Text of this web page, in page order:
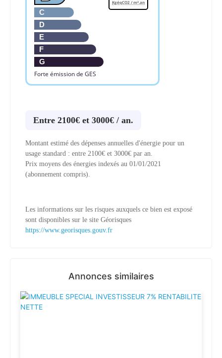
C
D
E
F
G
Forte émission de GES
KgéqCO2 / m².an
Entre 2100€ et 3000€ / an.
Montant estimé des dépenses annuelles d'énergie pour un
usage standard : entre 2100€ et 3000€ par an.
Prix moyens des énergies indexés au 01/01/2021
(abonnement compris).
Les informations sur les risques auxquels ce bien est exposé
sont disponibles sur le site Géorisques
https://www.georisques.gouv.fr
Annonces similaires